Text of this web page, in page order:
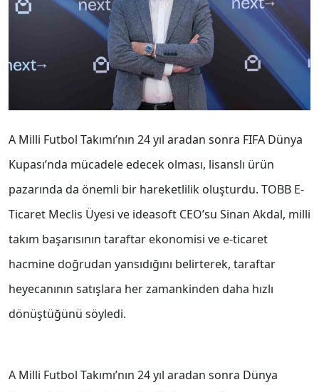
A Milli Futbol Takımı’nın 24 yıl aradan sonra FIFA Dünya
Kupası’nda mücadele edecek olması, lisanslı ürün
pazarında da önemli bir hareketlilik oluşturdu. TOBB E-
Ticaret Meclis Üyesi ve ideasoft CEO’su Sinan Akdal, milli
takım başarısının taraftar ekonomisi ve e-ticaret
hacmine doğrudan yansıdığını belirterek, taraftar
heyecanının satışlara her zamankinden daha hızlı
dönüştüğünü söyledi.
A Milli Futbol Takımı’nın 24 yıl aradan sonra Dünya